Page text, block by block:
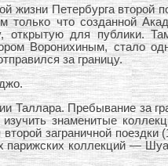
жизни Петербурга второй
только что созданной
для публики.
Воронихиным, стало
за границу.
Таллара. Пребывание за
знаменитые
заграничной поездки
парижских коллекций —